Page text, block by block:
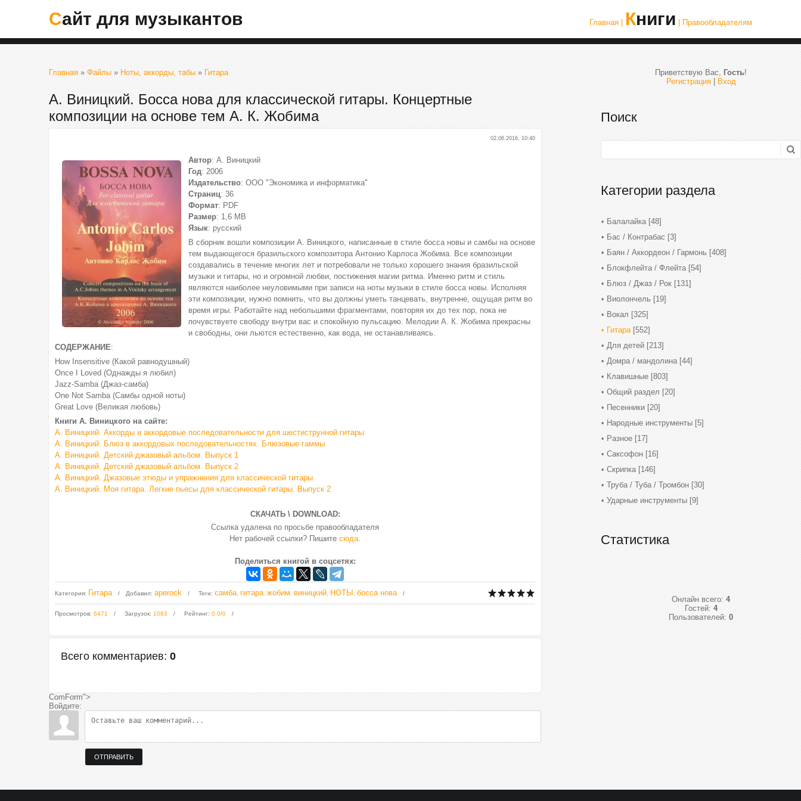
Сайт для музыкантов Главная | Книги | Правообладателям
Главная » Файлы » Ноты, аккорды, табы » Гитара
А. Виницкий. Босса нова для классической гитары. Концертные
композиции на основе тем А. К. Жобима
02.06.2016, 10:40
Автор: А. Виницкий
Год: 2006
Издательство: ООО "Экономика и информатика"
Страниц: 36
Формат: PDF
Размер: 1,6 МВ
Язык: русский
В сборник вошли композиции А. Виницкого, написанные в стиле босса новы и самбы на основе
тем выдающегося бразильского композитора Антонио Карлоса Жобима. Все композиции
создавались в течение многих лет и потребовали не только хорошего знания бразильской
музыки и гитары, но и огромной любви, постижения магии ритма. Именно ритм и стиль
являются наиболее неуловимыми при записи на ноты музыки в стиле босса новы. Исполняя
эти композиции, нужно помнить, что вы должны уметь танцевать, внутренне, ощущая ритм во
время игры. Работайте над небольшими фрагментами, повторяя их до тех пор, пока не
почувствуете свободу внутри вас и спокойную пульсацию. Мелодии А. К. Жобима прекрасны
и свободны, они льются естественно, как вода, не останавливаясь.
СОДЕРЖАНИЕ:
How Insensitive (Какой равнодушный)
Once I Loved (Однажды я любил)
Jazz-Samba (Джаз-самба)
One Not Samba (Самбы одной ноты)
Great Love (Великая любовь)
Книги А. Виницкого на сайте:
А. Виницкий. Аккорды и аккордовые последовательности для шестиструнной гитары
А. Виницкий. Блюз в аккордовых последовательностях. Блюзовые гаммы
А. Виницкий. Детский джазовый альбом. Выпуск 1
А. Виницкий. Детский джазовый альбом. Выпуск 2
А. Виницкий. Джазовые этюды и упражнения для классической гитары
А. Виницкий. Моя гитара. Легкие пьесы для классической гитары. Выпуск 2
СКАЧАТЬ \ DOWNLOAD:
Ссылка удалена по просьбе правообладателя
Нет рабочей ссылки? Пишите сюда.
Поделиться книгой в соцсетях:
Категория: Гитара Добавил: aperock Теги: самба гитара жобим виницкий НОТЫ босса нова
Просмотров: 6471 Загрузок: 1083 Рейтинг: 0.0/0
Всего комментариев: 0
ComForm">
Войдите:
ОТПРАВИТЬ
Приветствую Вас, Гость!
Регистрация| Вход
Поиск
Категории раздела
Балалайка [48]
Бас / Контрабас [3]
Баян / Аккордеон / Гармонь [408]
Блокфлейта / Флейта [54]
Блюз / Джаз / Рок [131]
Виолончель [19]
Вокал [325]
Гитара [552]
Для детей [213]
Домра / мандолина [44]
Клавишные [803]
Общий раздел [20]
Песенники [20]
Народные инструменты [5]
Разное [17]
Саксофон [16]
Скрипка [146]
Труба / Туба / Тромбон [30]
Ударные инструменты [9]
Статистика
Онлайн всего: 4
Гостей: 4
Пользователей: 0